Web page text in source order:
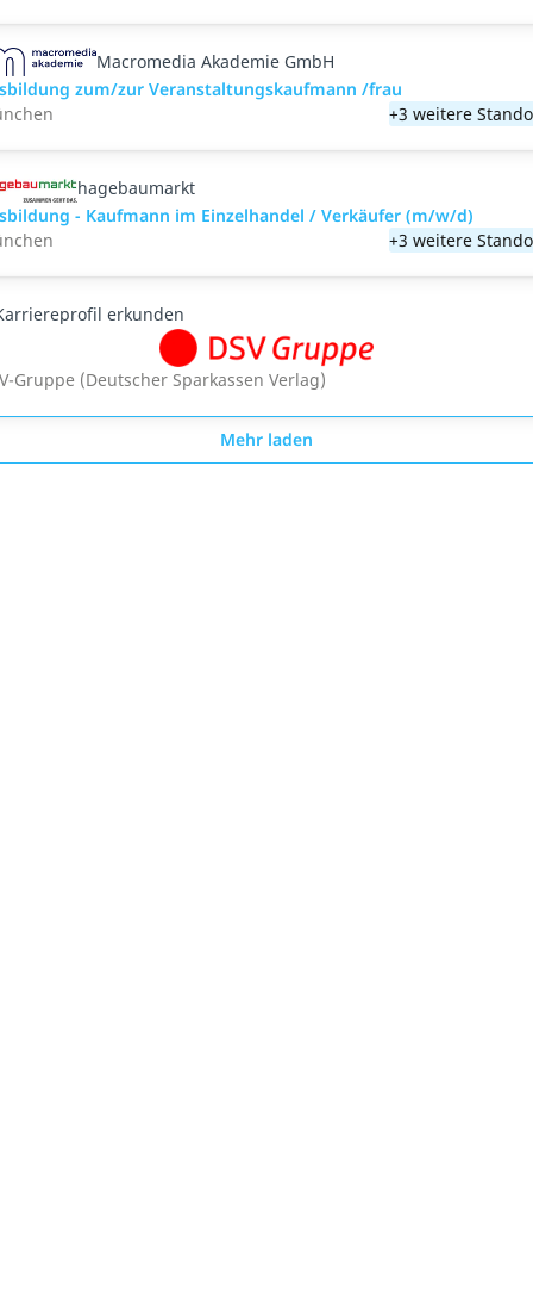
Macromedia Akademie GmbH
zum/zur Veranstaltungs­kaufmann /frau
+3 weitere
hagebaumarkt
- Kaufmann im Einzelhandel / Verkäufer (m/w/d)
+3 weitere
erkunden
Gruppe (Deutscher Sparkassen Verlag)
Mehr laden